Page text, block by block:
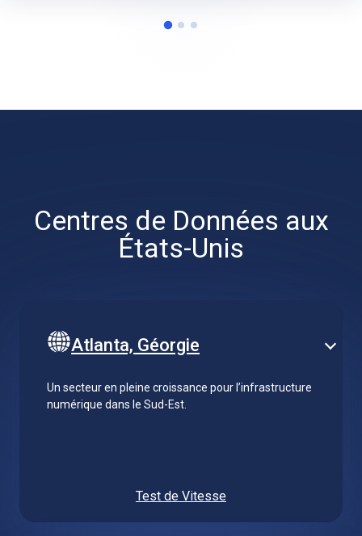
Centres de Données aux
États-Unis
Atlanta, Géorgie
Un secteur en pleine croissance pour l’infrastructure
numérique dans le Sud-Est.
Test de Vitesse